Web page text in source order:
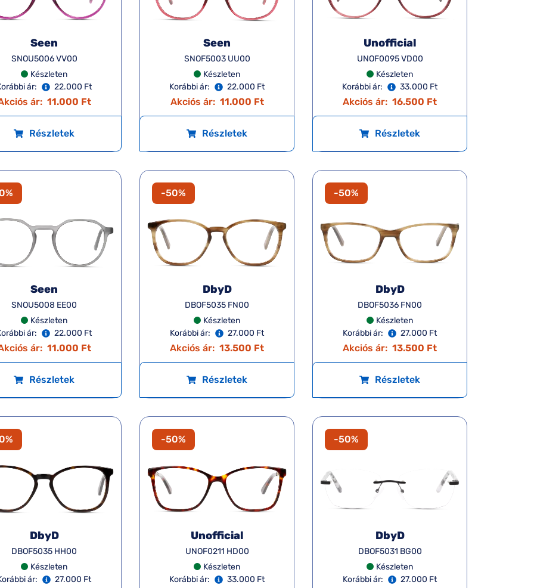
Seen
SNOU5006 VV00
Készleten
ár:
22.000 Ft
ár: 11.000 Ft
Részletek
Seen
SNOF5003 UU00
Készleten
Korábbi ár:
22.000 Ft
Akciós ár: 11.000 Ft
Részletek
Unofficial
UNOF0095 VD00
Készleten
Korábbi ár:
33.000 Ft
Akciós ár: 16.500 Ft
Részletek
Seen
SNOU5008 EE00
Készleten
ár:
22.000 Ft
ár: 11.000 Ft
Részletek
-50%
DbyD
DBOF5035 FN00
Készleten
Korábbi ár:
27.000 Ft
Akciós ár: 13.500 Ft
Részletek
-50%
DbyD
DBOF5036 FN00
Készleten
Korábbi ár:
27.000 Ft
Akciós ár: 13.500 Ft
Részletek
DbyD
DBOF5035 HH00
Készleten
ár:
27.000 Ft
-50%
Unofficial
UNOF0211 HD00
Készleten
Korábbi ár:
33.000 Ft
-50%
DbyD
DBOF5031 BG00
Készleten
Korábbi ár:
27.000 Ft